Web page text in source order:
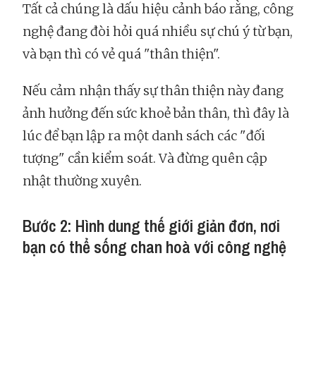
Tất cả chúng là dấu hiệu cảnh báo rằng, công
nghệ đang đòi hỏi quá nhiều sự chú ý từ bạn,
và bạn thì có vẻ quá "thân thiện".
Nếu cảm nhận thấy sự thân thiện này đang
ảnh hưởng đến sức khoẻ bản thân, thì đây là
lúc để bạn lập ra một danh sách các "đối
tượng" cần kiểm soát. Và đừng quên cập
nhật thường xuyên.
Bước 2: Hình dung thế giới giản đơn, nơi
bạn có thể sống chan hoà với công nghệ